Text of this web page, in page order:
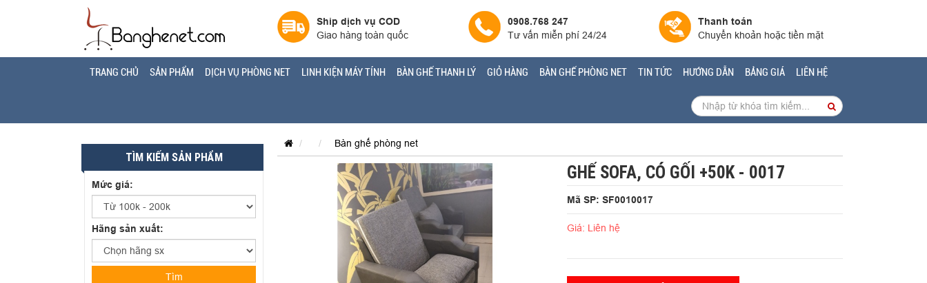
Ship dịch vụ COD
Giao hàng toàn quốc
0908.768 247
Tư vấn miễn phí 24/24
Thanh toán
Chuyển khoản hoặc tiền mặt
TRANG CHỦ SẢN PHẨM DỊCH VỤ PHÒNG NET LINH KIỆN MÁY TÍNH BÀN GHẾ THANH LÝ GIỎ HÀNG BÀN GHẾ PHÒNG NET TIN TỨC HƯỚNG DẪN BẢNG GIÁ LIÊN HỆ
TÌM KIẾM SẢN PHẨM
Mức giá:
Hãng sản xuất:
Tìm
Bàn ghế phòng net
GHẾ SOFA, CÓ GỐI +50K - 0017
Mã SP: SF0010017
Giá: Liên hệ